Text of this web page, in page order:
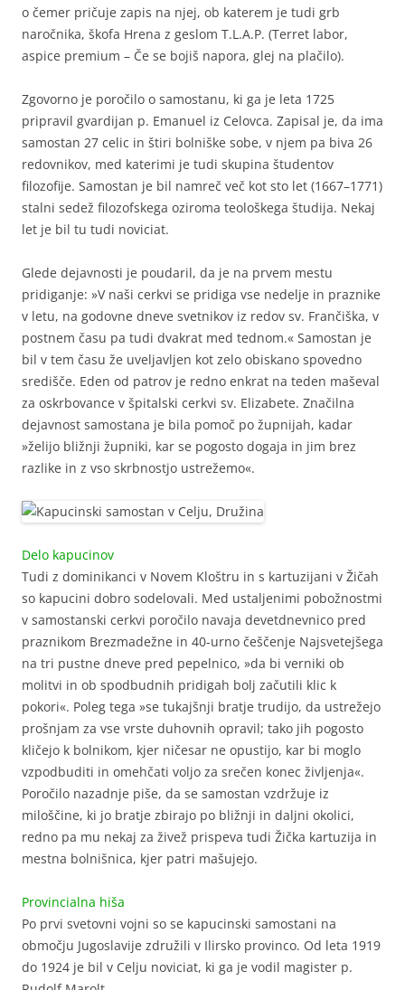
o čemer pričuje zapis na njej, ob katerem je tudi grb
naročnika, škofa Hrena z geslom T.L.A.P. (Terret labor,
aspice premium – Če se bojiš napora, glej na plačilo).
Zgovorno je poročilo o samostanu, ki ga je leta 1725
pripravil gvardijan p. Emanuel iz Celovca. Zapisal je, da ima
samostan 27 celic in štiri bolniške sobe, v njem pa biva 26
redovnikov, med katerimi je tudi skupina študentov
filozofije. Samostan je bil namreč več kot sto let (1667–1771)
stalni sedež filozofskega oziroma teološkega študija. Nekaj
let je bil tu tudi noviciat.
Glede dejavnosti je poudaril, da je na prvem mestu
pridiganje: »V naši cerkvi se pridiga vse nedelje in praznike
v letu, na godovne dneve svetnikov iz redov sv. Frančiška, v
postnem času pa tudi dvakrat med tednom.« Samostan je
bil v tem času že uveljavljen kot zelo obiskano spovedno
središče. Eden od patrov je redno enkrat na teden maševal
za oskrbovance v špitalski cerkvi sv. Elizabete. Značilna
dejavnost samostana je bila pomoč po župnijah, kadar
»želijo bližnji župniki, kar se pogosto dogaja in jim brez
razlike in z vso skrbnostjo ustrežemo«.
Delo kapucinov
Tudi z dominikanci v Novem Kloštru in s kartuzijani v Žičah
so kapucini dobro sodelovali. Med ustaljenimi pobožnostmi
v samostanski cerkvi poročilo navaja devetdnevnico pred
praznikom Brezmadežne in 40-urno češčenje Najsvetejšega
na tri pustne dneve pred pepelnico, »da bi verniki ob
molitvi in ob spodbudnih pridigah bolj začutili klic k
pokori«. Poleg tega »se tukajšnji bratje trudijo, da ustrežejo
prošnjam za vse vrste duhovnih opravil; tako jih pogosto
kličejo k bolnikom, kjer ničesar ne opustijo, kar bi moglo
vzpodbuditi in omehčati voljo za srečen konec življenja«.
Poročilo nazadnje piše, da se samostan vzdržuje iz
miloščine, ki jo bratje zbirajo po bližnji in daljni okolici,
redno pa mu nekaj za živež prispeva tudi Žička kartuzija in
mestna bolnišnica, kjer patri mašujejo.
Provincialna hiša
Po prvi svetovni vojni so se kapucinski samostani na
območju Jugoslavije združili v Ilirsko provinco. Od leta 1919
do 1924 je bil v Celju noviciat, ki ga je vodil magister p.